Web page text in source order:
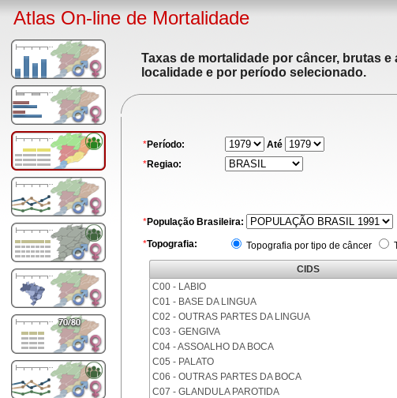
Atlas On-line de Mortalidade
Taxas de mortalidade por câncer, brutas
localidade e por período selecionado.
*Período:
Até
*Regiao:
*População Brasileira:
*Topografia: Topografia por tipo de câncer
CIDS
C00 - LABIO
C01 - BASE DA LINGUA
C02 - OUTRAS PARTES DA LINGUA
C03 - GENGIVA
C04 - ASSOALHO DA BOCA
C05 - PALATO
C06 - OUTRAS PARTES DA BOCA
C07 - GLANDULA PAROTIDA